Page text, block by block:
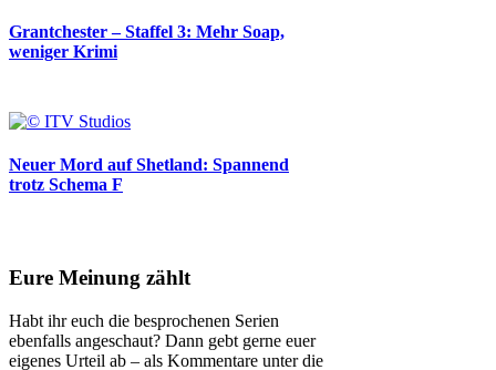
Grantchester – Staffel 3: Mehr Soap,
weniger Krimi
Neuer Mord auf Shetland: Spannend
trotz Schema F
Eure Meinung zählt
Habt ihr euch die besprochenen Serien
ebenfalls angeschaut? Dann gebt gerne euer
eigenes Urteil ab – als Kommentare unter die